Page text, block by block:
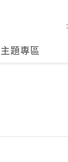
全站搜尋
主題專區